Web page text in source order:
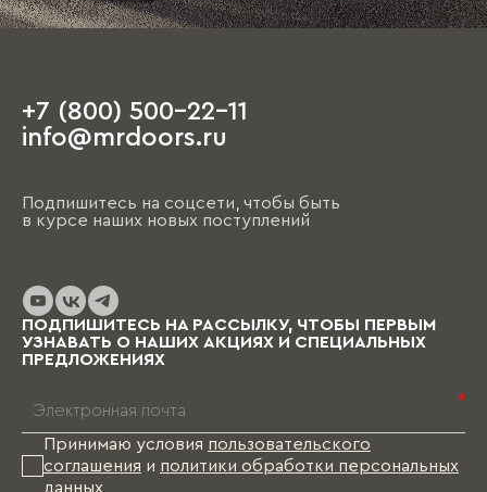
+7 (800) 500-22-11
info@mrdoors.ru
Подпишитесь на соцсети, чтобы быть
в курсе наших новых поступлений
ПОДПИШИТЕСЬ НА РАССЫЛКУ, ЧТОБЫ ПЕРВЫМ
УЗНАВАТЬ О НАШИХ АКЦИЯХ И СПЕЦИАЛЬНЫХ
ПРЕДЛОЖЕНИЯХ
*
Принимаю условия пользовательского
соглашения и политики обработки персональных
данных